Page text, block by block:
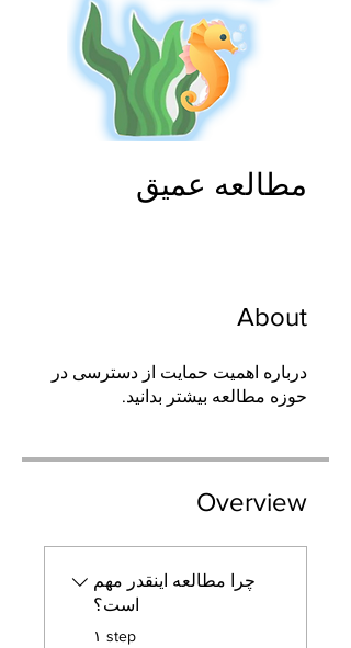
مطالعه عمیق
About
درباره اهمیت حمایت از دسترسی در
حوزه مطالعه بیشتر بدانید.
Overview
چرا مطالعه اینقدر مهم
است؟
.۱ step